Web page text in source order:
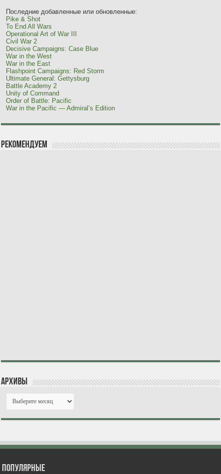
Последние добавленные или обновленные:
Pike & Shot
To End All Wars
Operational Art of War III
Civil War 2
Decisive Campaigns: Case Blue
War in the West
War in the East
Flashpoint Campaigns: Red Storm
Ultimate General: Gettysburg
Battle Academy 2
Unity of Command
Order of Battle: Pacific
War in the Pacific — Admiral’s Edition
Рекомендуем
Архивы
Популярные